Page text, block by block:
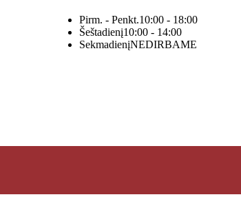
Pirm. - Penkt.10:00 - 18:00
Šeštadienį10:00 - 14:00
SekmadienįNEDIRBAME